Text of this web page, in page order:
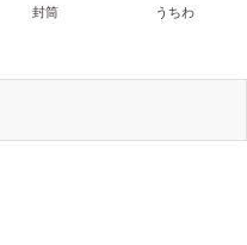
封筒 うちわ